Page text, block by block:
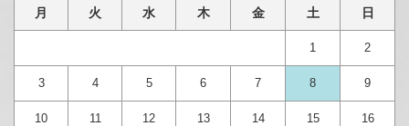
月 火 水 木 金 土 日
1 2
3 4 5 6 7 8 9
10 11 12 13 14 15 16